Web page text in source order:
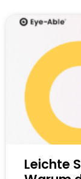
Leichte